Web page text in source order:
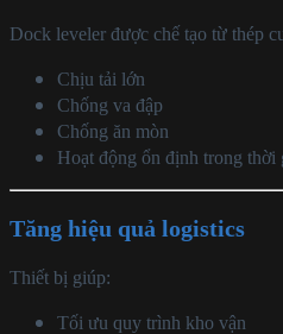
Dock leveler được chế tạo từ thép
Chịu tải lớn
Chống va đập
Chống ăn mòn
Hoạt động ổn định trong thời
Tăng hiệu quả logistics
Thiết bị giúp:
Tối ưu quy trình kho vận